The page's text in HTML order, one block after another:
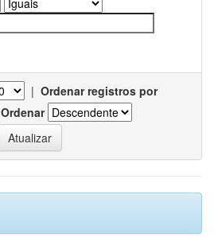
| Ordenar registros por
Ordenar